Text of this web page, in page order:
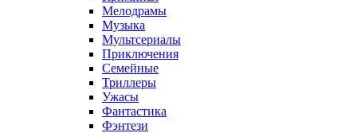
Мелодрамы
Музыка
Мультсериалы
Приключения
Семейные
Триллеры
Ужасы
Фантастика
Фэнтези